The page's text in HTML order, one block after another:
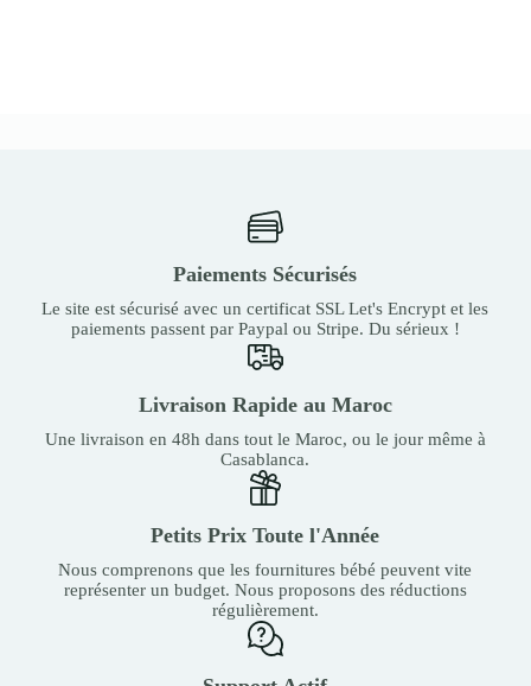
Paiements Sécurisés
Le site est sécurisé avec un certificat SSL Let's Encrypt et les
paiements passent par Paypal ou Stripe. Du sérieux !
Livraison Rapide au Maroc
Une livraison en 48h dans tout le Maroc, ou le jour même à
Casablanca.
Petits Prix Toute l'Année
Nous comprenons que les fournitures bébé peuvent vite
représenter un budget. Nous proposons des réductions
régulièrement.